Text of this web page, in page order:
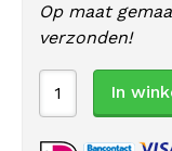
Op maat
verzonden!
In